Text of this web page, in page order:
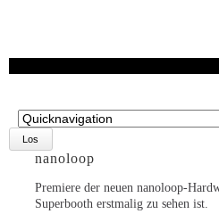
Zielseite
nanoloop
Premiere der neuen nanoloop-
Superbooth erstmalig zu sehen ist.